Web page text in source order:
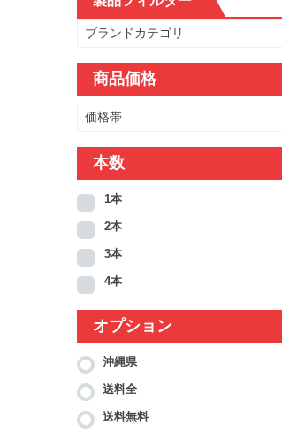
ブランドカテゴリ
商品価格
価格帯
本数
1本
2本
3本
4本
オプション
沖縄県
送料全
送料無料